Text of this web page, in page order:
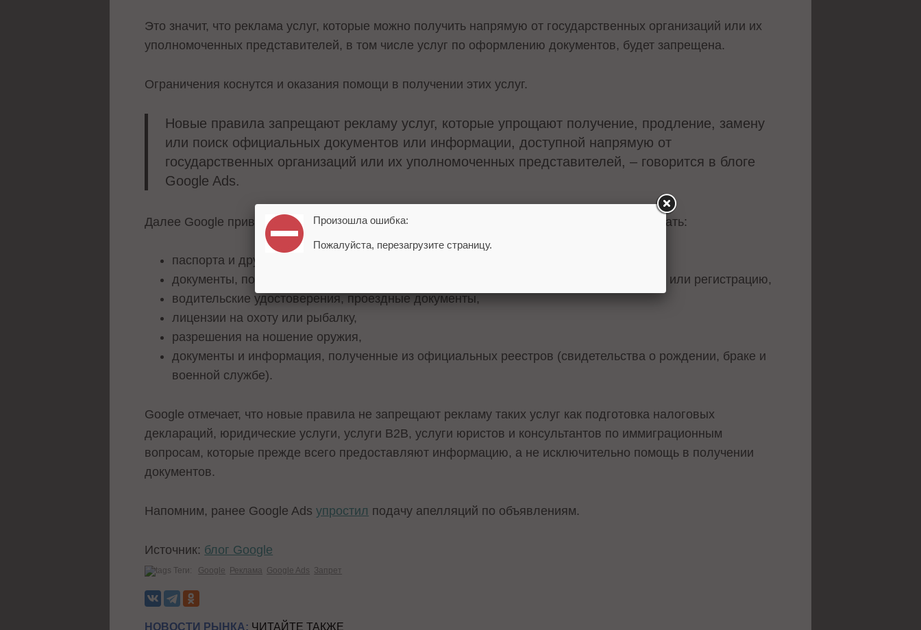
Это значит, что реклама услуг, которые можно получить напрямую от государственных организаций или их
уполномоченных представителей, в том числе услуг по оформлению документов, будет запрещена.
Ограничения коснутся и оказания помощи в получении этих услуг.
Новые правила запрещают рекламу услуг, которые упрощают получение, продление, замену
или поиск официальных документов или информации, доступной напрямую от
государственных организаций или их уполномоченных представителей, – говорится в блоге
Google Ads.
Далее Google приводит некоторые примеры документов, которые больше нельзя продвигать:
паспорта и другие удостоверения личности,
документы, подтверждающие постоянное место жительства, иммиграционный статус или регистрацию,
водительские удостоверения, проездные документы,
лицензии на охоту или рыбалку,
разрешения на ношение оружия,
документы и информация, полученные из официальных реестров (свидетельства о рождении, браке и
военной службе).
Google отмечает, что новые правила не запрещают рекламу таких услуг как подготовка налоговых
деклараций, юридические услуги, услуги B2B, услуги юристов и консультантов по иммиграционным
вопросам, которые прежде всего предоставляют информацию, а не исключительно помощь в получении
документов.
Напомним, ранее Google Adsупростил подачу апелляций по объявлениям.
Источник: блог Google
Теги: Google Реклама Google Ads Запрет
НОВОСТИ РЫНКА: ЧИТАЙТЕ ТАКЖЕ
Произошла ошибка:
Пожалуйста, перезагрузите страницу.